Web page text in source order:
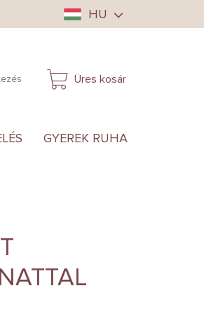
HU
KOSÁR
Üres kosár
GYEREK RUHA